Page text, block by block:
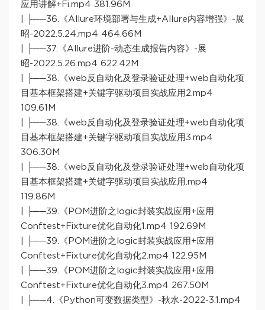
应用讲解+Fi.mp4 381.96M
| ├──36.《Allure环境部署与生成+Allure内容增强》-展
昭-2022.5.24.mp4 464.66M
| ├──37.《Allure进阶-动态生成报告内容》-展
昭-2022.5.26.mp4 622.42M
| ├──38.《web反自动化及登录验证处理+web自动化项
目基本框架搭建+关键字驱动项目实战应用2.mp4
109.61M
| ├──38.《web反自动化及登录验证处理+web自动化项
目基本框架搭建+关键字驱动项目实战应用3.mp4
306.30M
| ├──38.《web反自动化及登录验证处理+web自动化项
目基本框架搭建+关键字驱动项目实战应用.mp4
119.86M
| ├──39.《POM进阶之logic封装实战应用+应用
Conftest+Fixture优化自动化1.mp4 192.69M
| ├──39.《POM进阶之logic封装实战应用+应用
Conftest+Fixture优化自动化2.mp4 122.95M
| ├──39.《POM进阶之logic封装实战应用+应用
Conftest+Fixture优化自动化3.mp4 267.50M
| ├──4.《Python可变数据类型》-秋水-2022-3.1.mp4